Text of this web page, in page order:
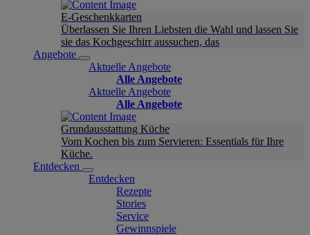
E-Geschenkkarten
Überlassen Sie Ihren Liebsten die Wahl und lassen Sie
sie das Kochgeschirr aussuchen, das
Angebote
Aktuelle Angebote
Alle Angebote
Aktuelle Angebote
Alle Angebote
Grundausstattung Küche
Vom Kochen bis zum Servieren: Essentials für Ihre
Küche.
Entdecken
Entdecken
Rezepte
Stories
Service
Gewinnspiele